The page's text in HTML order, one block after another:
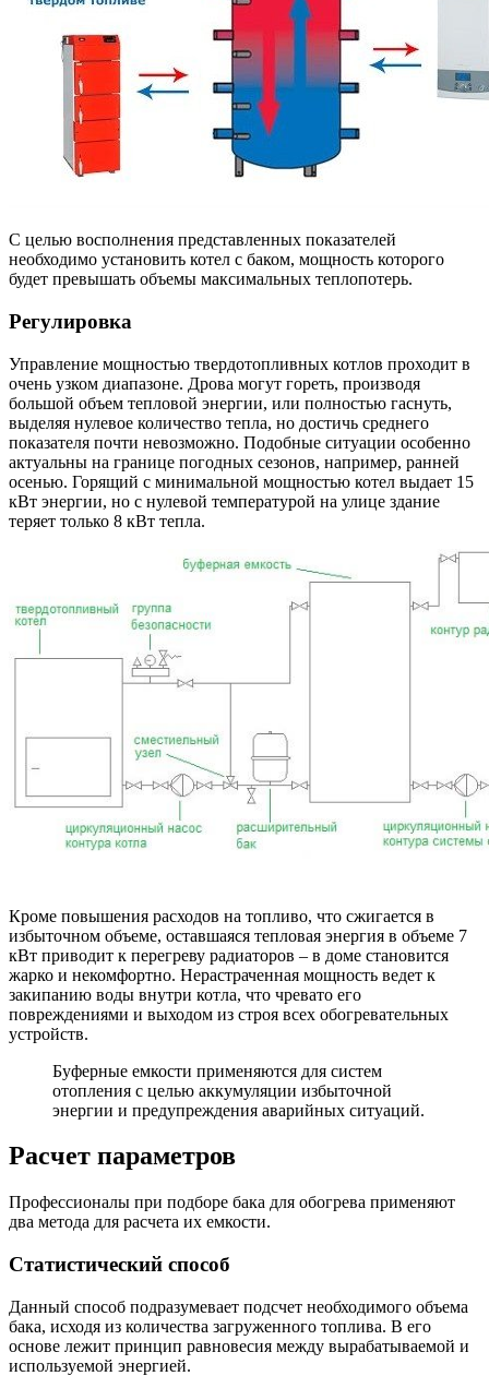
С целью восполнения представленных показателей
необходимо установить котел с баком, мощность которого
будет превышать объемы максимальных теплопотерь.
Регулировка
Управление мощностью твердотопливных котлов проходит в
очень узком диапазоне. Дрова могут гореть, производя
большой объем тепловой энергии, или полностью гаснуть,
выделяя нулевое количество тепла, но достичь среднего
показателя почти невозможно. Подобные ситуации особенно
актуальны на границе погодных сезонов, например, ранней
осенью. Горящий с минимальной мощностью котел выдает 15
кВт энергии, но с нулевой температурой на улице здание
теряет только 8 кВт тепла.
Кроме повышения расходов на топливо, что сжигается в
избыточном объеме, оставшаяся тепловая энергия в объеме 7
кВт приводит к перегреву радиаторов – в доме становится
жарко и некомфортно. Нерастраченная мощность ведет к
закипанию воды внутри котла, что чревато его
повреждениями и выходом из строя всех обогревательных
устройств.
Буферные емкости применяются для систем
отопления с целью аккумуляции избыточной
энергии и предупреждения аварийных ситуаций.
Расчет параметров
Профессионалы при подборе бака для обогрева применяют
два метода для расчета их емкости.
Статистический способ
Данный способ подразумевает подсчет необходимого объема
бака, исходя из количества загруженного топлива. В его
основе лежит принцип равновесия между вырабатываемой и
используемой энергией.